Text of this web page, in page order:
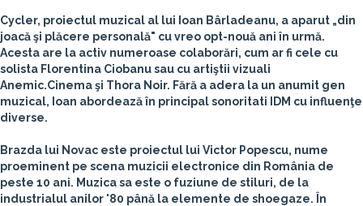
Cycler, proiectul muzical al lui Ioan Bârladeanu, a aparut „din
joacă şi plăcere personală" cu vreo opt-nouă ani în urmă.
Acesta are la activ numeroase colaborări, cum ar fi cele cu
solista Florentina Ciobanu sau cu artiştii vizuali
Anemic.Cinema şi Thora Noir. Fără a adera la un anumit gen
muzical, Ioan abordează în principal sonoritati IDM cu influenţe
diverse.
Brazda lui Novac este proiectul lui Victor Popescu, nume
proeminent pe scena muzicii electronice din România de
peste 10 ani. Muzica sa este o fuziune de stiluri, de la
industrialul anilor '80 până la elemente de shoegaze. În